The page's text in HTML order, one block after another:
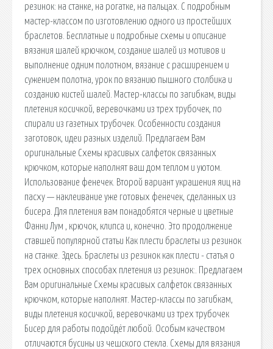
резинок: на станке, на рогатке, на пальцах. С подробным
мастер-классом по изготовлению одного из простейших
браслетов. Бесплатные и подробные схемы и описание
вязания шалей крючком, создание шалей из мотивов и
выполнение одним полотном, вязание с расширением и
сужением полотна, урок по вязанию пышного столбика и
созданию кистей шалей. Мастер-классы по загибкам, виды
плетения косичкой, веревочками из трех трубочек, по
спирали из газетных трубочек. Особенности создания
заготовок, идеи разных изделий. Предлагаем Вам
оригинальные Схемы красивых салфеток связанных
крючком, которые наполнят ваш дом теплом и уютом.
Использование фенечек. Второй вариант украшения яиц на
пасху — наклеивание уже готовых фенечек, сделанных из
бисера. Для плетения вам понадобятся черные и цветные
Фанни Лум , крючок, клипса и, конечно. Это продолжение
ставшей популярной статьи Как плести браслеты из резинок
на станке. Здесь. Браслеты из резинок как плести - статья о
трех основных способах плетения из резинок:. Предлагаем
Вам оригинальные Схемы красивых салфеток связанных
крючком, которые наполнят. Мастер-классы по загибкам,
виды плетения косичкой, веревочками из трех трубочек
Бисер для работы подойдёт любой. Особым качеством
отличаются бусины из чешского стекла. Схемы для вязания